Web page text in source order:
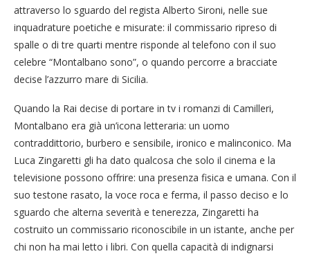
attraverso lo sguardo del regista Alberto Sironi, nelle sue
inquadrature poetiche e misurate: il commissario ripreso di
spalle o di tre quarti mentre risponde al telefono con il suo
celebre “Montalbano sono”, o quando percorre a bracciate
decise l’azzurro mare di Sicilia.
Quando la Rai decise di portare in tv i romanzi di Camilleri,
Montalbano era già un’icona letteraria: un uomo
contraddittorio, burbero e sensibile, ironico e malinconico. Ma
Luca Zingaretti gli ha dato qualcosa che solo il cinema e la
televisione possono offrire: una presenza fisica e umana. Con il
suo testone rasato, la voce roca e ferma, il passo deciso e lo
sguardo che alterna severità e tenerezza, Zingaretti ha
costruito un commissario riconoscibile in un istante, anche per
chi non ha mai letto i libri. Con quella capacità di indignarsi